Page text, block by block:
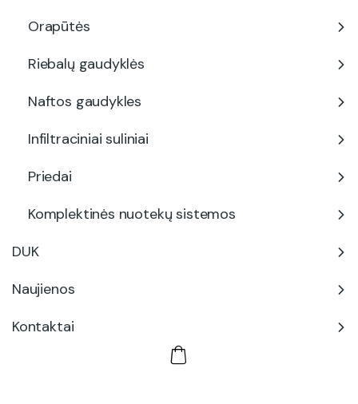
Orapūtės
Riebalų gaudyklės
Naftos gaudykles
Infiltraciniai suliniai
Priedai
Komplektinės nuotekų sistemos
DUK
Naujienos
Kontaktai